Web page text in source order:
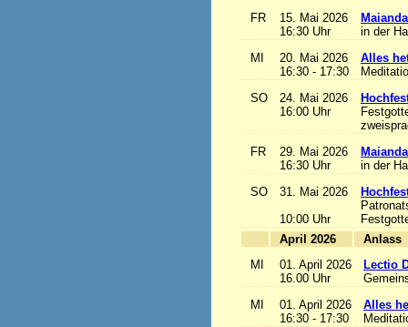
FR
15. Mai 2026
16:30 Uhr
in der
MI
20. Mai 2026
16:30 - 17:30
Alles
SO
24. Mai 2026
16:00 Uhr
FR
29. Mai 2026
16:30 Uhr
in der
SO
31. Mai 2026
10:00 Uhr
April 2026
MI
01. April 2026
16.00 Uhr
Lectio
MI
01. April 2026
16:30 - 17:30
Alles